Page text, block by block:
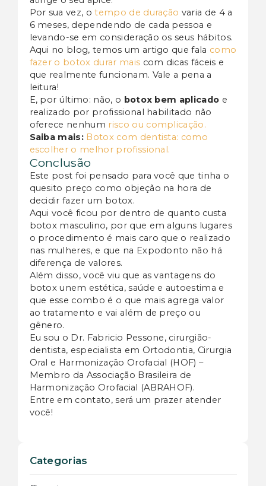
Categorias
Por sua vez, otempo de duração varia de 4 a
6 meses, dependendo de cada pessoa e
levando-se em consideração os seus hábitos.
Aqui no blog, temos um artigo que fala como
fazer o botox durar mais com dicas fáceis e
que realmente funcionam. Vale a pena a
leitura!
E, por último: não, o botox bem aplicado e
realizado por profissional habilitado não
oferece nenhum risco ou complicação.
Saiba mais: Botox com dentista: como
escolher o melhor profissional.
Conclusão
Este post foi pensado para você que tinha o
quesito preço como objeção na hora de
decidir fazer um botox.
Aqui você ficou por dentro de quanto custa
botox masculino, por que em alguns lugares
o procedimento é mais caro que o realizado
nas mulheres, e que na Expodonto não há
diferença de valores.
Além disso, você viu que as vantagens do
botox unem estética, saúde e autoestima e
que esse combo é o que mais agrega valor
ao tratamento e vai além de preço ou
gênero.
Eu sou o Dr. Fabricio Pessone, cirurgião-
dentista, especialista em Ortodontia, Cirurgia
Oral e Harmonização Orofacial (HOF) –
Membro da Associação Brasileira de
Harmonização Orofacial (ABRAHOF).
Entre em contato, será um prazer atender
você!